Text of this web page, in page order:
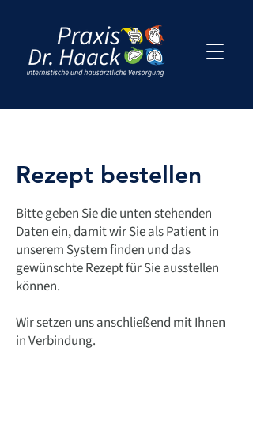
Rezept bestellen
Bitte geben Sie die unten stehenden
Daten ein, damit wir Sie als Patient in
unserem System finden und das
gewünschte Rezept für Sie ausstellen
können.
Wir setzen uns anschließend mit Ihnen
in Verbindung.